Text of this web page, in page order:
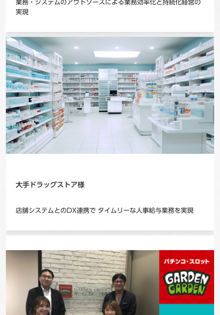
業務・システムのアウトソースによる業務効率化と持続化経営の
実現
大手ドラッグストア様
店舗システムとのDX連携で タイムリーな人事給与業務を実現